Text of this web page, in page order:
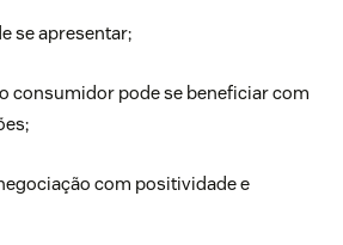
se apresentar;
consumidor pode se beneficiar com
com positividade e